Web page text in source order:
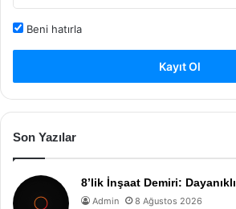
Beni hatırla
Kayıt Ol
Son Yazılar
8’lik İnşaat Demiri:
Admin 8 Ağustos 2026